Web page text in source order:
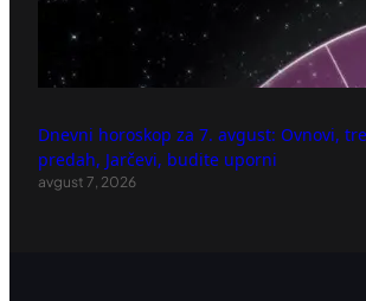
Dnevni horoskop za 7. avgust: Ovnovi,
predah, Jarčevi, budite uporni
avgust 7, 2026